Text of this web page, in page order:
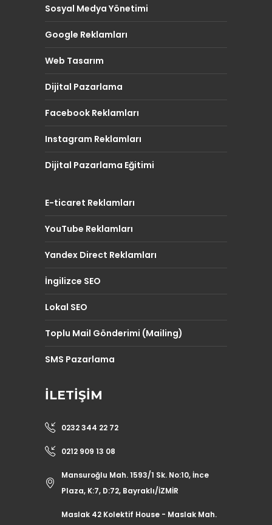
Sosyal Medya Yönetimi
Google Reklamları
Web Tasarım
Dijital Pazarlama
Facebook Reklamları
Instagram Reklamları
Dijital Pazarlama Eğitimi
E-ticaret Reklamları
YouTube Reklamları
Yandex Direct Reklamları
İngilizce SEO
Lokal SEO
Toplu Mail Gönderimi (Mailing)
SMS Pazarlama
İLETIŞIM
0232 344 22 72
0212 909 13 08
Mansuroğlu Mah. 1593/1 Sk. No:10, İnce
Plaza, K:7, D:72, Bayraklı/İZMİR
Maslak 42 Kolektif House - Maslak Mah.